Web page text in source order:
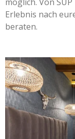
Erlebnis nach
beraten.